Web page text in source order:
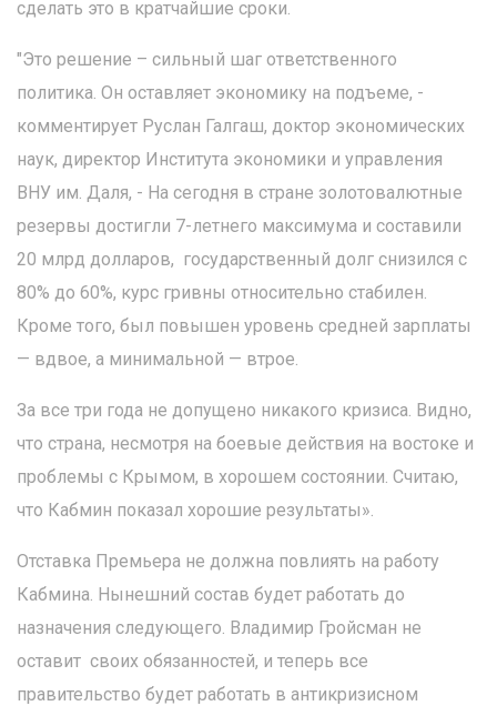
сделать это в кратчайшие сроки.
"Это решение – сильный шаг ответственного
политика. Он оставляет экономику на подъеме, -
комментирует Руслан Галгаш, доктор экономических
наук, директор Института экономики и управления
ВНУ им. Даля, - На сегодня в стране золотовалютные
резервы достигли 7-летнего максимума и составили
20 млрд долларов, государственный долг снизился с
80% до 60%, курс гривны относительно стабилен.
Кроме того, был повышен уровень средней зарплаты
— вдвое, а минимальной — втрое.
За все три года не допущено никакого кризиса. Видно,
что страна, несмотря на боевые действия на востоке и
проблемы с Крымом, в хорошем состоянии. Считаю,
что Кабмин показал хорошие результаты».
Отставка Премьера не должна повлиять на работу
Кабмина. Нынешний состав будет работать до
назначения следующего. Владимир Гройсман не
оставит своих обязанностей, и теперь все
правительство будет работать в антикризисном